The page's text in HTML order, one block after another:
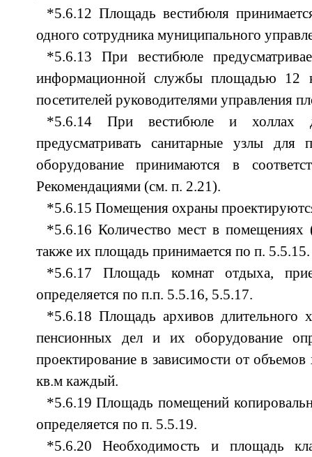
*5.6.12 Площадь вестибюля
одного сотрудника муниципального
*5.6.13 При вестибюле
информационной службы площадью 12
посетителей руководителями управления
*5.6.14 При вестибюле и холлах
предусматривать санитарные узлы для
оборудование принимаются в
Рекомендациями (см. п. 2.21).
*5.6.15 Помещения охраны
*5.6.16 Количество мест в помещениях
также их площадь принимается по п. 5.5.15.
*5.6.17 Площадь комнат отдыха,
определяется по п.п. 5.5.16, 5.5.17.
*5.6.18 Площадь архивов длительного
пенсионных дел и их оборудование
проектирование в зависимости от
кв.м каждый.
*5.6.19 Площадь помещений
определяется по п. 5.5.19.
*5.6.20 Необходимость и площадь